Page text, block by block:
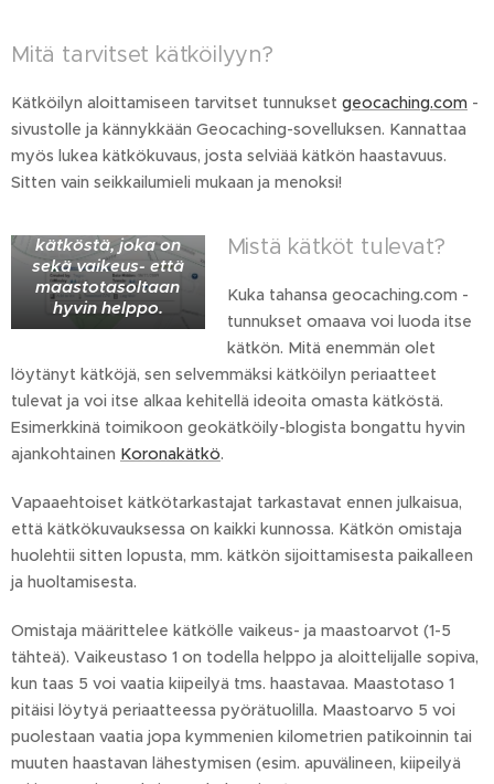
Mitä tarvitset kätköilyyn?
Kätköilyn aloittamiseen tarvitset tunnukset geocaching.com -
sivustolle ja kännykkään Geocaching-sovelluksen. Kannattaa
myös lukea kätkökuvaus, josta selviää kätkön haastavuus.
Sitten vain seikkailumieli mukaan ja menoksi!
Kuvassa
kätköstä, joka on
sekä vaikeus- että
maastotasoltaan
hyvin helppo.
Mistä kätköt tulevat?
Kuka tahansa geocaching.com -
tunnukset omaava voi luoda itse
kätkön. Mitä enemmän olet
löytänyt kätköjä, sen selvemmäksi kätköilyn periaatteet
tulevat ja voi itse alkaa kehitellä ideoita omasta kätköstä.
Esimerkkinä toimikoon geokätköily-blogista bongattu hyvin
ajankohtainen Koronakätkö.
Vapaaehtoiset kätkötarkastajat tarkastavat ennen julkaisua,
että kätkökuvauksessa on kaikki kunnossa. Kätkön omistaja
huolehtii sitten lopusta, mm. kätkön sijoittamisesta paikalleen
ja huoltamisesta.
Omistaja määrittelee kätkölle vaikeus- ja maastoarvot (1-5
tähteä). Vaikeustaso 1 on todella helppo ja aloittelijalle sopiva,
kun taas 5 voi vaatia kiipeilyä tms. haastavaa. Maastotaso 1
pitäisi löytyä periaatteessa pyörätuolilla. Maastoarvo 5 voi
puolestaan vaatia jopa kymmenien kilometrien patikoinnin tai
muuten haastavan lähestymisen (esim. apuvälineen, kiipeilyä